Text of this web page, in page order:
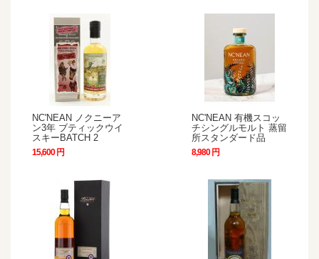
NC'NEAN ノクニーア
ン3年 ブティックウイ
スキーBATCH 2
15,600 円
NC'NEAN 有機スコッ
チシングルモルト 蒸留
所スタンダード品
8,980 円